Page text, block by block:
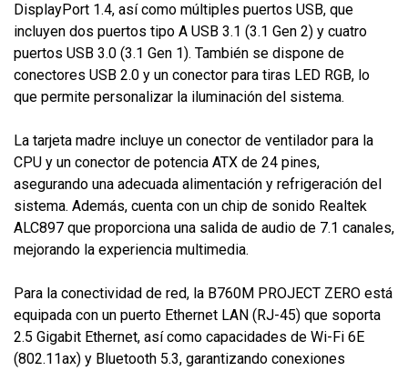
DisplayPort 1.4, así como múltiples puertos USB, que
incluyen dos puertos tipo A USB 3.1 (3.1 Gen 2) y cuatro
puertos USB 3.0 (3.1 Gen 1). También se dispone de
conectores USB 2.0 y un conector para tiras LED RGB, lo
que permite personalizar la iluminación del sistema.
La tarjeta madre incluye un conector de ventilador para la
CPU y un conector de potencia ATX de 24 pines,
asegurando una adecuada alimentación y refrigeración del
sistema. Además, cuenta con un chip de sonido Realtek
ALC897 que proporciona una salida de audio de 7.1 canales,
mejorando la experiencia multimedia.
Para la conectividad de red, la B760M PROJECT ZERO está
equipada con un puerto Ethernet LAN (RJ-45) que soporta
2.5 Gigabit Ethernet, así como capacidades de Wi-Fi 6E
(802.11ax) y Bluetooth 5.3, garantizando conexiones